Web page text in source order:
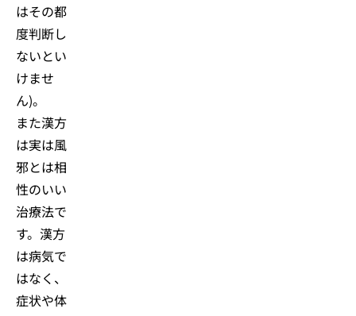
はその都
度判断し
ないとい
けませ
ん)。
また漢方
は実は風
邪とは相
性のいい
治療法で
す。漢方
は病気で
はなく、
症状や体